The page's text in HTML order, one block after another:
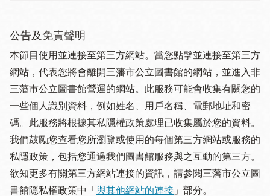
公告及免責聲明
本節目使用並連接至第三方網站。當您點擊並連接至第三方
網站，代表您將會離開三藩市公立圖書館的網站，並進入非
三藩市公立圖書館營運的網站。此服務可能會收集有關您的
一些個人識別資料，例如姓名、用戶名稱、電郵地址和密
碼。此服務將根據其私隱權政策處理已收集屬於您的資料。
我們鼓勵您查看您所瀏覽或使用的每個第三方網站或服務的
私隱政策，包括您通過我們圖書館服務與之互動的第三方。
欲知更多有關第三方網站連接的資訊，請參閱三藩市公立圖
書館隱私權政策中「 與其他網站的連接 」部分。